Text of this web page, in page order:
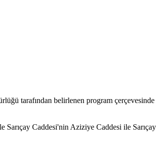
tarafından belirlenen program
Sarıçay Caddesi'nin Aziziye Caddesi ile